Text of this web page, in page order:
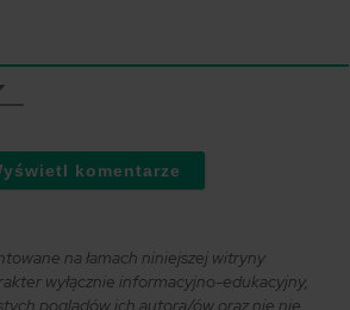
komentarze
na łamach niniejszej witryny
wyłącznie informacyjno-edukacyjny,